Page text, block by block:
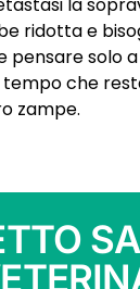
la
ridotta e
pensare solo
che
zampe.